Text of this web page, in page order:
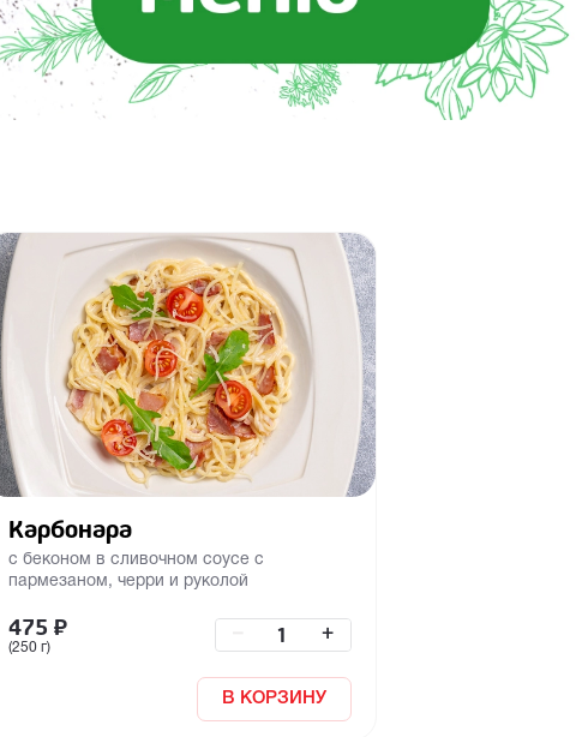
Карбонара
с беконом в сливочном соусе с
пармезаном, черри и руколой
475 ₽
(250 г)
+
В КОРЗИНУ